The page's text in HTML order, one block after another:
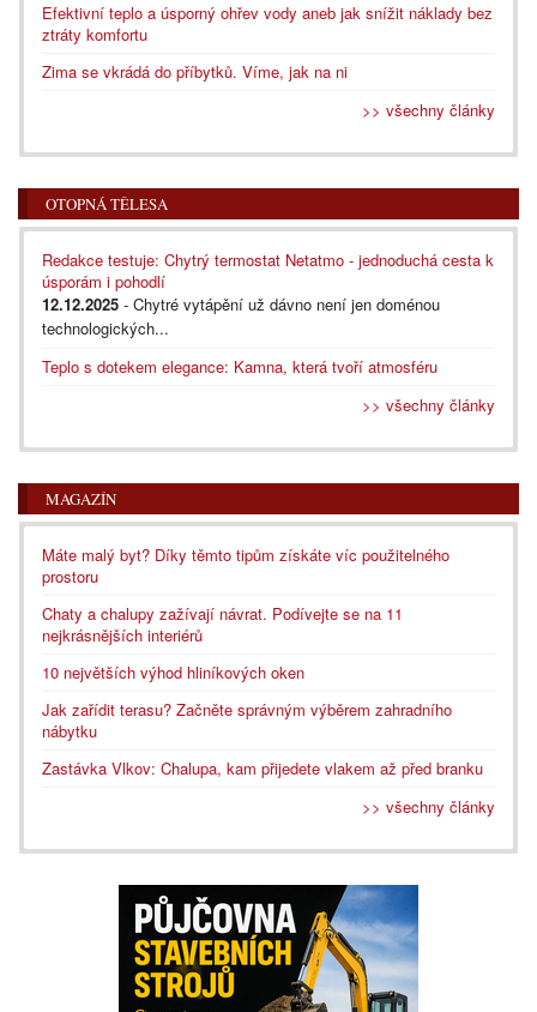
Efektivní teplo a úsporný ohřev vody aneb jak snížit náklady bez
ztráty komfortu
Zima se vkrádá do příbytků. Víme, jak na ni
>> všechny články
OTOPNÁ TĚLESA
Redakce testuje: Chytrý termostat Netatmo - jednoduchá cesta k
úsporám i pohodlí
12.12.2025 - Chytré vytápění už dávno není jen doménou
technologických...
Teplo s dotekem elegance: Kamna, která tvoří atmosféru
>> všechny články
MAGAZÍN
Máte malý byt? Díky těmto tipům získáte víc použitelného
prostoru
Chaty a chalupy zažívají návrat. Podívejte se na 11
nejkrásnějších interiérů
10 největších výhod hliníkových oken
Jak zařídit terasu? Začněte správným výběrem zahradního
nábytku
Zastávka Vlkov: Chalupa, kam přijedete vlakem až před branku
>> všechny články